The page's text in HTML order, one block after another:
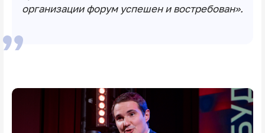
организации форум успешен и востребован».